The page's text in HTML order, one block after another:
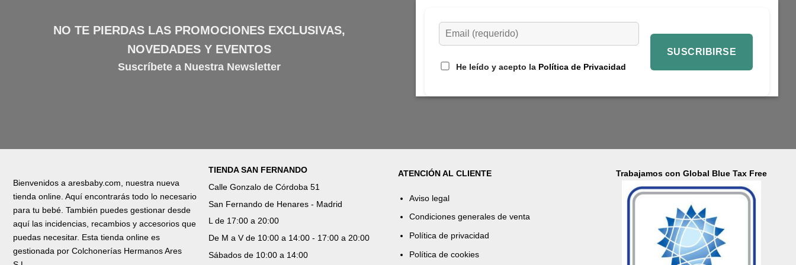
NO TE PIERDAS LAS PROMOCIONES EXCLUSIVAS,
NOVEDADES Y EVENTOS
Suscríbete a Nuestra Newsletter He leído y acepto la Política de Privacidad
Bienvenidos a aresbaby.com, nuestra nueva
tienda online. Aquí encontrarás todo lo necesario
para tu bebé. También puedes gestionar desde
aquí las incidencias, recambios y accesorios que
puedas necesitar. Esta tienda online es
gestionada por Colchonerías Hermanos Ares
TIENDA SAN FERNANDO
Calle Gonzalo de Córdoba 51
San Fernando de Henares - Madrid
L de 17:00 a 20:00
De M a V de 10:00 a 14:00 - 17:00 a 20:00
Sábados de 10:00 a 14:00
ATENCIÓN AL CLIENTE
Aviso legal
Condiciones generales de venta
Política de privacidad
Política de cookies
Trabajamos con Global Blue Tax Free